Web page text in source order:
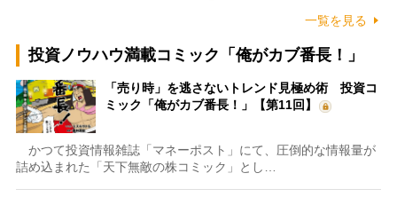
一覧を見る
投資ノウハウ満載コミック「俺がカブ番長！」
「売り時」を逃さないトレンド見極め術 投資コ
ミック「俺がカブ番長！」【第11回】
かつて投資情報雑誌「マネーポスト」にて、圧倒的な情報量が
詰め込まれた「天下無敵の株コミック」とし…